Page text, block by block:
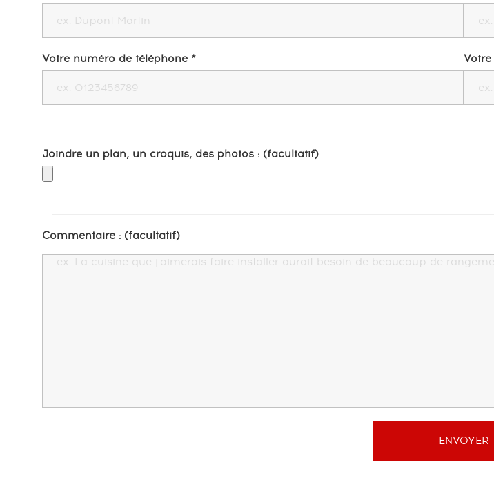
Votre numéro de téléphone *
Joindre un plan, un croquis, des photos : (facultatif)
Commentaire : (facultatif)